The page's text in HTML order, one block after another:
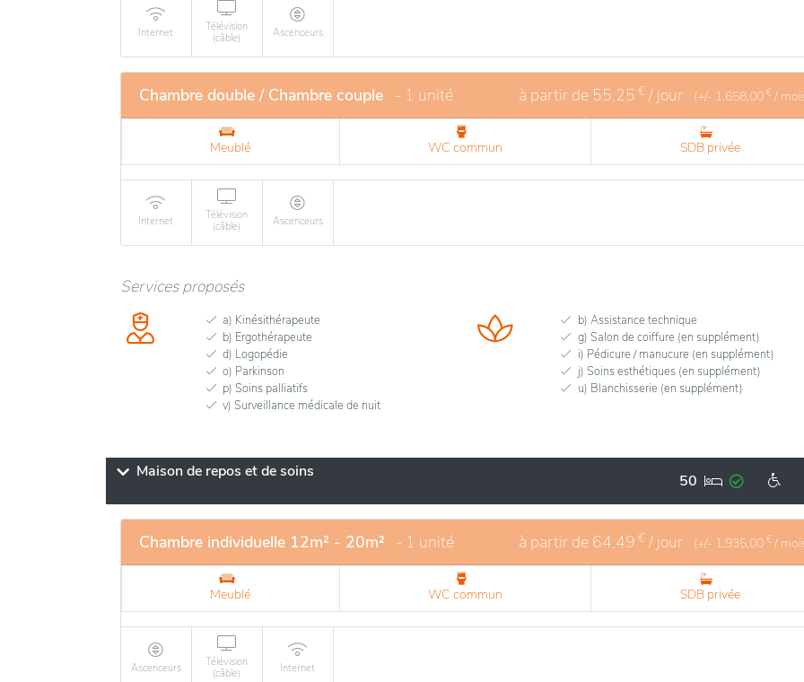
Internet
Télévision
(câble)
Ascenceurs
Chambre double / Chambre couple - 1 unité à partir de 55,25 € / jour (+/- 1.658,00 € /
Meublé WC commun SDB privée
Internet
Télévision
(câble)
Ascenceurs
Services proposés
a) Kinésithérapeute
b) Ergothérapeute
d) Logopédie
o) Parkinson
p) Soins palliatifs
v) Surveillance médicale de nuit
b) Assistance technique
g) Salon de coiffure (en supplément)
i) Pédicure / manucure (en supplément)
j) Soins esthétiques (en supplément)
u) Blanchisserie (en supplément)
Maison de repos et de soins 50
Chambre individuelle 12m² - 20m² - 1 unité à partir de 64,49 € / jour (+/- 1.935,00 € /
Meublé WC commun SDB privée
Ascenceurs
Télévision
(câble)
Internet